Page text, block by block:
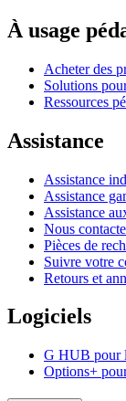
À usage
Acheter des
Solutions
Ressources
Assistance
Assistance
Assistance
Assistance
Nous
Pièces de
Suivre votre
Retours et
Logiciels
G HUB pour
Options+